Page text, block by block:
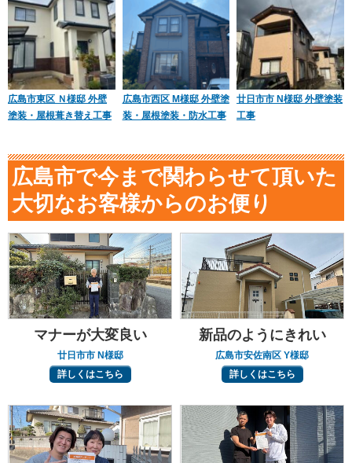
広島市東区 Ｎ様邸 外壁
塗装・屋根葺き替え工事
広島市西区 M様邸 外壁塗
装・屋根塗装・防水工事
廿日市市 N様邸 外壁塗装
工事
広島市で今まで関わらせて頂いた
大切なお客様からのお便り
マナーが大変良い
廿日市市 N様邸
詳しくはこちら
新品のようにきれい
広島市安佐南区 Y様邸
詳しくはこちら